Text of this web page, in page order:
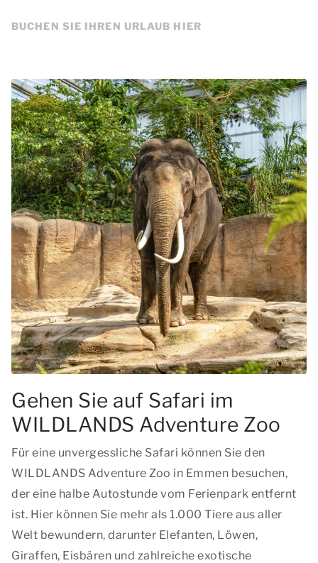
BUCHEN SIE IHREN URLAUB HIER
Gehen Sie auf Safari im
WILDLANDS Adventure Zoo
Für eine unvergessliche Safari können Sie den
WILDLANDS Adventure Zoo in Emmen besuchen,
der eine halbe Autostunde vom Ferienpark entfernt
ist. Hier können Sie mehr als 1.000 Tiere aus aller
Welt bewundern, darunter Elefanten, Löwen,
Giraffen, Eisbären und zahlreiche exotische